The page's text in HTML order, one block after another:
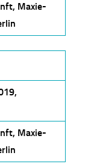
Maxie-
Maxie-